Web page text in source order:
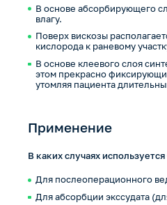
В основе абсорбирующего
влагу.
Поверх вискозы
кислорода к раневому
В основе клеевого слоя
этом прекрасно
утомляя пациента
Применение
В каких случаях
Для послеоперационного
Для абсорбции экссудата